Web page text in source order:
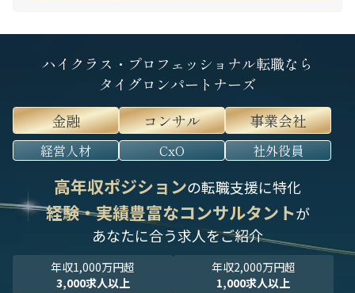
ハイクラス・プロフェッショナル転職なら
タイグロンパートナーズ
金融
コンサル 事業会社
経営人材 CxO 社外役員
高年収ポジションの転職支援に特化
経験・実績豊富なコンサルタントが
あなたに合う求人をご紹介
年収1,000万円超
3,000求人以上
年収2,000万円超
1,000求人以上